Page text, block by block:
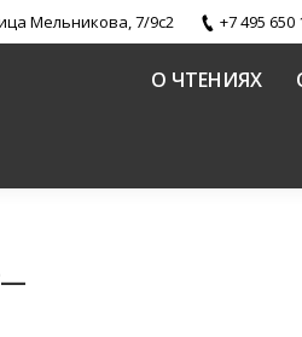
Мельникова, 7/9с2 +7 495 650
О ЧТЕНИЯХ